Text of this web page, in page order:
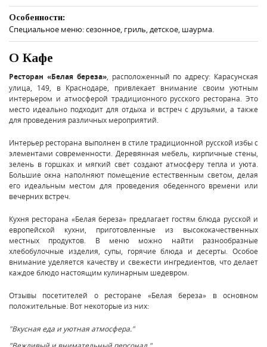
Особенности:
Специальное меню: сезонное, гриль, детское, шаурма.
О Кафе
Ресторан «Белая береза», расположенный по адресу: Карасунская
улица, 149, в Краснодаре, привлекает внимание своим уютным
интерьером и атмосферой традиционного русского ресторана. Это
место идеально подходит для отдыха и встреч с друзьями, а также
для проведения различных мероприятий.
Интерьер ресторана выполнен в стиле традиционной русской избы с
элементами современности. Деревянная мебель, кирпичные стены,
зелень в горшках и мягкий свет создают атмосферу тепла и уюта.
Большие окна наполняют помещение естественным светом, делая
его идеальным местом для проведения обеденного времени или
вечерних встреч.
Кухня ресторана «Белая береза» предлагает гостям блюда русской и
европейской кухни, приготовленные из высококачественных
местных продуктов. В меню можно найти разнообразные
хлебобулочные изделия, супы, горячие блюда и десерты. Особое
внимание уделяется качеству и свежести ингредиентов, что делает
каждое блюдо настоящим кулинарным шедевром.
Отзывы посетителей о ресторане «Белая береза» в основном
положительные. Вот некоторые из них:
"Вкусная еда и уютная атмосфера."
"Вежливый и внимательный персонал."